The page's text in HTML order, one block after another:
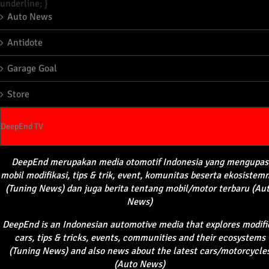
underline; }
Auto News
Antidote
Garage Goal
Store
DeepEnd TV
DeepEnd merupakanmedia otomotifIndonesia yangmengupas
mobil modifikasi, tips & trik, event, komunitas beserta
(Tuning News) dan juga berita tentang mobil/motor terbaru
News)
DeepEndis an Indonesian automotive media that explores
cars, tips & tricks, events, communities and their ecosystems
(Tuning News) and also news about the latest cars/
(Auto News)